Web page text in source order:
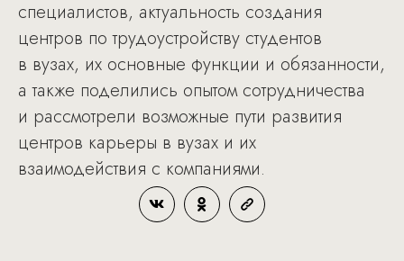
специалистов, актуальность создания
центров по трудоустройству студентов
в вузах, их основные функции и обязанности,
а также поделились опытом сотрудничества
и рассмотрели возможные пути развития
центров карьеры в вузах и их
взаимодействия с компаниями.